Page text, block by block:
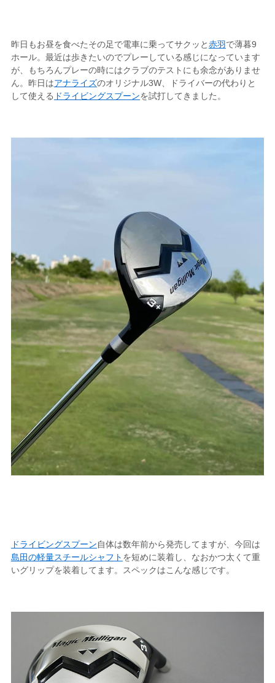
昨日もお昼を食べたその足で電車に乗ってサクッと赤羽で薄暮9
ホール。最近は歩きたいのでプレーしている感じになっています
が、もちろんプレーの時にはクラブのテストにも余念がありませ
ん。昨日はアナライズのオリジナル3W、ドライバーの代わりと
して使える ドライビングスプーンを試打してきました。
ドライビングスプーン自体は数年前から発売してますが、今回は
島田の軽量スチールシャフト を短めに装着し、なおかつ太くて重
いグリップを装着してます。スペックはこんな感じです。